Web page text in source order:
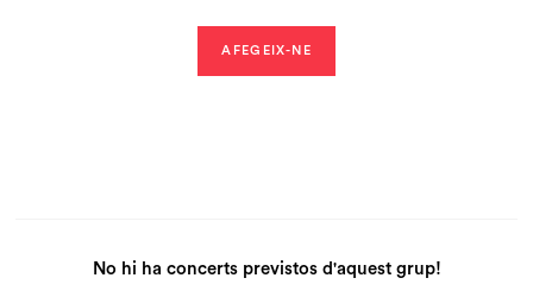
AFEGEIX-NE
No hi ha concerts previstos d'aquest grup!